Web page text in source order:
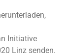
Initiative
Linz senden.